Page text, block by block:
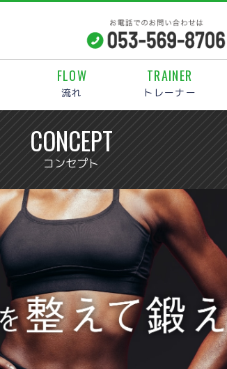
FLOW
流れ
TRAINER
トレーナー
CONCEPT
コンセプト